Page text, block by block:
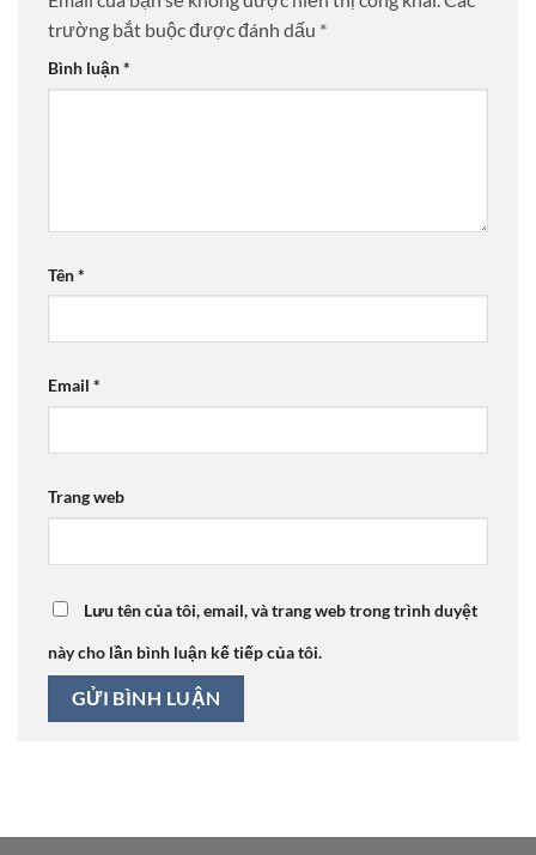
trường bắt buộc được đánh dấu *
Bình luận*
Tên*
Email *
Trang web
Lưu tên của tôi, email, và trang web trong trình duyệt
này cho lần bình luận kế tiếp của tôi.